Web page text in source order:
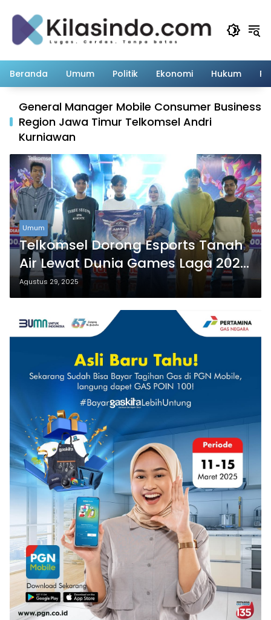
Beranda Umum Politik Ekonomi Hukum
General Manager Mobile Consumer Business
Region Jawa Timur Telkomsel Andri
Kurniawan
Umum
Telkomsel Dorong Esports Tanah
Air Lewat Dunia Games Laga 2025
di Surabaya dan Jember
Agustus 29, 2025